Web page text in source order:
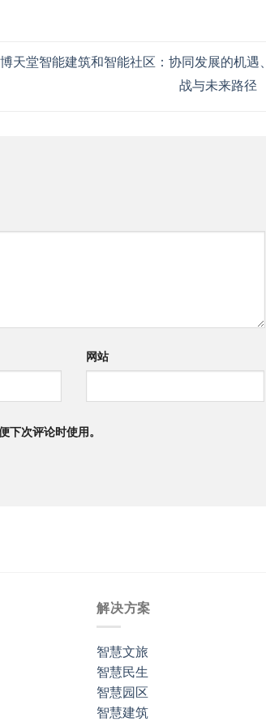
天堂​智能建筑和智能社区：协同发展的机遇
战与未来路径
网站
下次评论时使用。
解决方案
智慧文旅
智慧民生
智慧园区
智慧建筑